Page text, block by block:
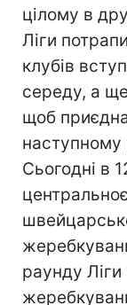
цілому в
Ліги
клубів
середу, а
щоб
наступному
Сьогодні в
раунду